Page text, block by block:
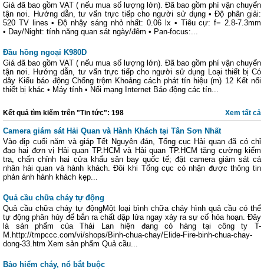
Giá đã bao gồm VAT ( nếu mua số lượng lớn). Đã bao gồm phí vận chuyển
tận nơi. Hướng dẫn, tư vấn trực tiếp cho người sử dụng • Độ phân giải:
520 TV lines • Độ nhậy sáng nhỏ nhất: 0.06 lx • Tiêu cự: f= 2.8-7.3mm
• Day/Night: tính năng quan sát ngày/đêm • Pan-focus:...
Đầu hồng ngoại K980D
Giá đã bao gồm VAT ( nếu mua số lượng lớn). Đã bao gồm phí vận chuyển
tận nơi. Hướng dẫn, tư vấn trực tiếp cho người sử dụng Loại thiết bị Có
dây Kiểu báo động Chống trộm Khoảng cách phát tín hiệu (m) 12 Kết nối
thiết bị khác • Máy tính • Nối mạng Internet Báo động các tín...
Xem tất cả
Kết quả tìm kiếm trên "Tin tức": 198
Camera giám sát Hải Quan và Hành Khách tại Tân Sơn Nhất
Vào dịp cuối năm và giáp Tết Nguyên đán, Tổng cục Hải quan đã có chỉ
đạo hai đơn vị Hải quan TP.HCM và Hải quan TP.HCM tăng cường kiểm
tra, chấn chỉnh hai cửa khẩu sân bay quốc tế; đặt camera giám sát cá
nhân hải quan và hành khách. Đôi khi Tổng cục có nhận được thông tin
phản ánh hành khách kẹp...
Quả cầu chữa cháy tự động
Quả cầu chữa cháy tự độngMột loại bình chữa cháy hình quả cầu có thể
tự động phân hủy để bắn ra chất dập lửa ngay xảy ra sự cố hỏa hoạn. Đây
là sản phẩm của Thái Lan hiện đang có hàng tại công ty T-
M.http://tmpccc.com/vi/shops/Binh-chua-chay/Elide-Fire-binh-chua-chay-
dong-33.htm Xem sản phẩm Quả cầu...
Bảo hiểm cháy, nổ bắt buộc